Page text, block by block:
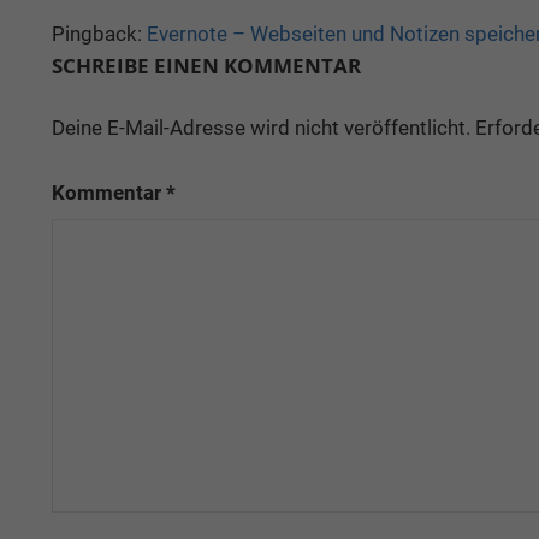
Pingback: Evernote – Webseiten und Notizen
SCHREIBE EINEN KOMMENTAR
Deine E-Mail-Adresse wird nicht veröffentlicht.
Kommentar *